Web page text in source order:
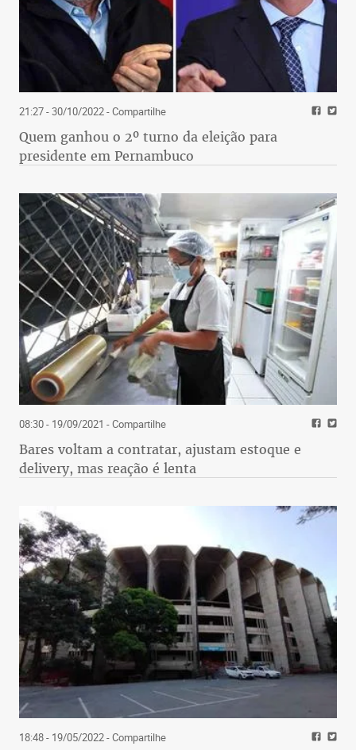
21:27 - 30/10/2022- Compartilhe
Quem ganhou o 2º turno da eleição para
presidente em Pernambuco
08:30 - 19/09/2021 - Compartilhe
Bares voltam a contratar, ajustam estoque e
delivery, mas reação é lenta
18:48 - 19/05/2022- Compartilhe